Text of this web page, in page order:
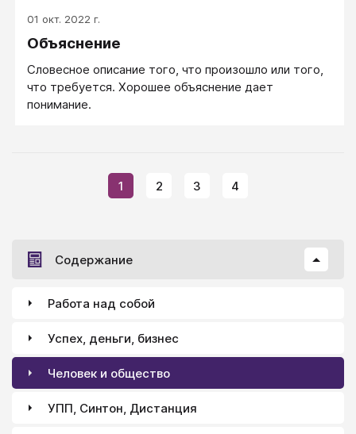
психологических теорий неодинаковое содержание.
целостность Образа мира выводится из единства
отраженного в нем объективного мира и
системного характера человеческой деятельности,
задающей Образ мир как момент своего движения.
01 окт. 2022 г.
Объяснение
Словесное описание того, что произошло или того,
что требуется. Хорошее объяснение дает
понимание.
1 2 3 4
Содержание
Работа над собой
Успех, деньги, бизнес
Человек и общество
УПП, Синтон, Дистанция